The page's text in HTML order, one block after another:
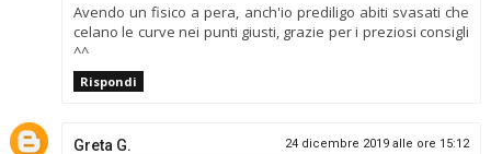
Avendo un fisico a pera, anch'io prediligo abiti svasati che
celano le curve nei punti giusti, grazie per i preziosi consigli
^^
Rispondi
Greta G. 24 dicembre 2019 alle ore 15:12